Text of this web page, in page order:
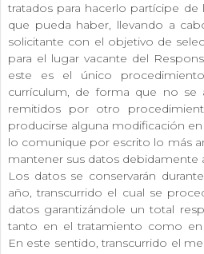
tratados para hacerlo partícipe
que pueda haber, llevando a
solicitante con el objetivo de
para el lugar vacante del
este es el único
currículum, de forma que no se
remitidos por otro
producirse alguna modificación
lo comunique por escrito lo más
mantener sus datos debidamente
Los datos se conservarán
año, transcurrido el cual se
datos garantizándole un total
tanto en el tratamiento como
En este sentido, transcurrido el